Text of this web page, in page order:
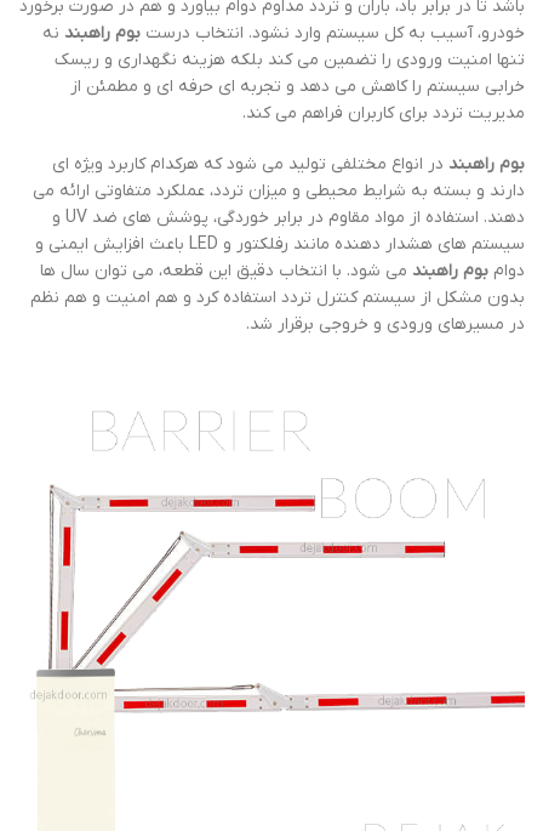
باشد تا در برابر باد، باران و تردد مداوم دوام بیاورد و هم در صورت برخورد
خودرو، آسیب به کل سیستم وارد نشود. انتخاب درست بوم راهبند نه
تنها امنیت ورودی را تضمین می کند بلکه هزینه نگهداری و ریسک
خرابی سیستم را کاهش می دهد و تجربه ای حرفه ای و مطمئن از
مدیریت تردد برای کاربران فراهم می کند.
بوم راهبند در انواع مختلفی تولید می شود که هرکدام کاربرد ویژه ای
دارند و بسته به شرایط محیطی و میزان تردد، عملکرد متفاوتی ارائه می
دهند. استفاده از مواد مقاوم در برابر خوردگی، پوشش های ضد UV و
سیستم های هشدار دهنده مانند رفلکتور و LED باعث افزایش ایمنی و
دوام بوم راهبند می شود. با انتخاب دقیق این قطعه، می توان سال ها
بدون مشکل از سیستم کنترل تردد استفاده کرد و هم امنیت و هم نظم
در مسیرهای ورودی و خروجی برقرار شد.